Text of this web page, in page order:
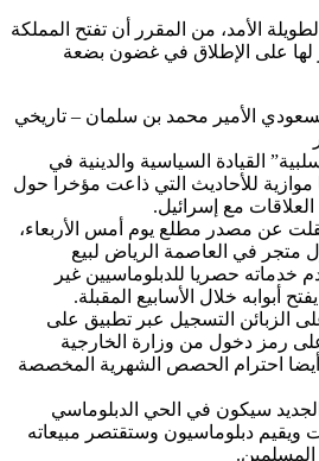
الأمد، من المقرر أن تفتح المملكة
لها على الإطلاق في غضون بضعة
الأمير محمد بن سلمان – تاريخي
القيادة السياسية والدينية في
موازية للأحاديث التي ذاعت مؤخرا حول
العلاقات مع إسرائيل.
عن مصدر مطلع يوم أمس الأربعاء،
متجر في العاصمة الرياض لبيع
خدماته حصريا للدبلوماسيين غير
أبوابه خلال الأسابيع المقبلة.
الزبائن التسجيل عبر تطبيق على
رمز دخول من وزارة الخارجية
أيضا احترام الحصص الشهرية المخصصة
سيكون في الحي الدبلوماسي
ويقيم دبلوماسيون وستقتصر مبيعاته